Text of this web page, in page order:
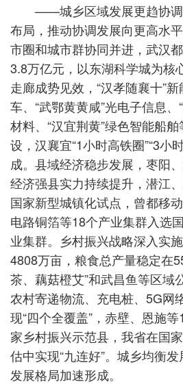
——城乡区域发展更趋协
布局，推动协调发展向更高水
市圈和城市群协同并进，武汉
3.8万亿元，以东湖科学城为核
走廊成势见效，“汉孝随襄十”
车、“武鄂黄黄咸”光电子信息
材料、“汉宜荆黄”绿色智能船
设，汉襄宜“1小时高铁圈”“3小
成。县域经济稳步发展，枣阳
经济强县实力持续提升，潜江
国家新型城镇化试点，曾都移
电路铜箔等18个产业集群入选
业集群。乡村振兴战略深入实
4808万亩，粮食总产量稳定在
茶、藕菇橙艾”和武昌鱼等区域
农村寄递物流、充电桩、5G网
现“四个全覆盖”，赤壁、恩施
家乡村振兴示范县，我省在国
估中实现“九连好”。城乡均衡
发展格局加速形成。